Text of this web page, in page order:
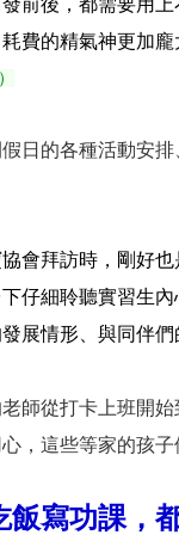
費的精氣神更加龐
日的各種活動安
會拜訪時，剛好
仔細聆聽實習生
展情形、與同伴
師從打卡上班開
，這些等家的孩子
飯寫功課，